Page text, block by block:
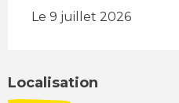
Le 9 juillet 2026
Localisation